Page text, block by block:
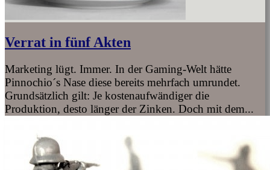
Verrat in fünf Akten
Marketing lügt. Immer. In der Gaming-Welt hätte
Pinnochio´s Nase diese bereits mehrfach umrundet.
Grundsätzlich gilt: Je kostenaufwändiger die
Produktion, desto länger der Zinken. Doch mit dem...